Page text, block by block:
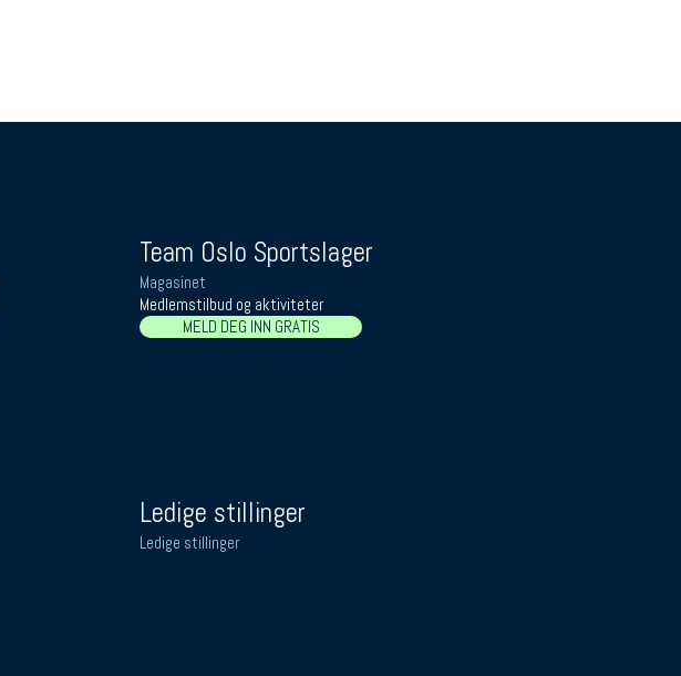
Team Oslo Sportslager
Magasinet
Medlemstilbud og aktiviteter
MELD DEG INN GRATIS
Ledige stillinger
Ledige stillinger